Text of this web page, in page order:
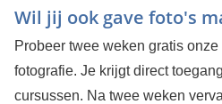
Wil jij ook gave foto's
Probeer twee weken gratis
fotografie. Je krijgt direct
cursussen. Na twee weken